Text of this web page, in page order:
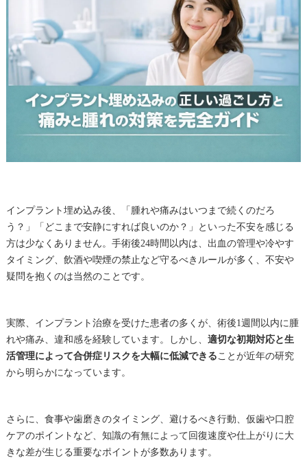
インプラント埋め込み後、「腫れや痛みはいつまで続くのだろ
う？」「どこまで安静にすれば良いのか？」といった不安を感じる
方は少なくありません。手術後24時間以内は、出血の管理や冷やす
タイミング、飲酒や喫煙の禁止など守るべきルールが多く、不安や
疑問を抱くのは当然のことです。
実際、インプラント治療を受けた患者の多くが、術後1週間以内に腫
れや痛み、違和感を経験しています。しかし、 適切な初期対応と生
活管理によって合併症リスクを大幅に低減できる ことが近年の研究
から明らかになっています。
さらに、食事や歯磨きのタイミング、避けるべき行動、仮歯や口腔
ケアのポイントなど、知識の有無によって回復速度や仕上がりに大
きな差が生じる重要なポイントが多数あります。